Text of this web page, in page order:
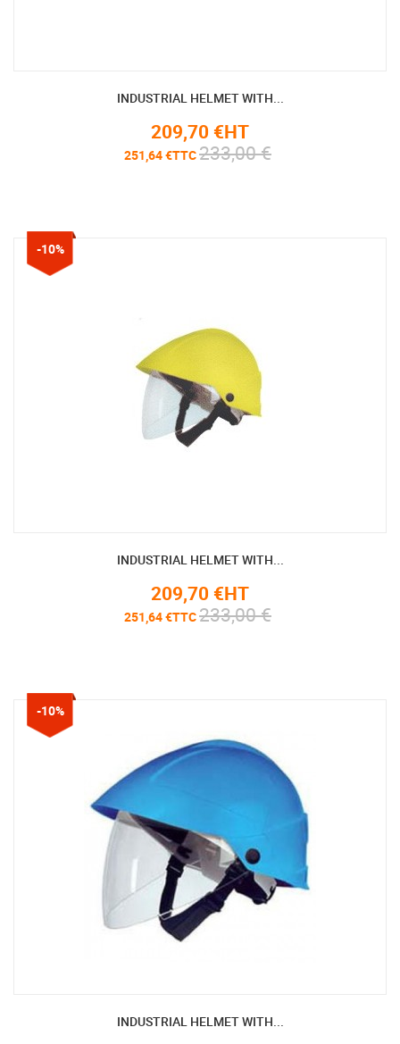
INDUSTRIAL HELMET WITH...
209,70 €HT
251,64 €TTC233,00 €
INDUSTRIAL HELMET WITH...
209,70 €HT
251,64 €TTC233,00 €
-10%
INDUSTRIAL HELMET WITH...
-10%